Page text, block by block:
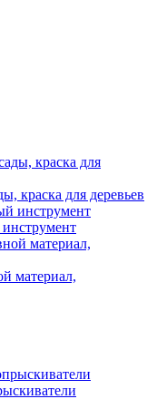
краска для деревьев
материал,